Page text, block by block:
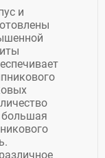
и
большая